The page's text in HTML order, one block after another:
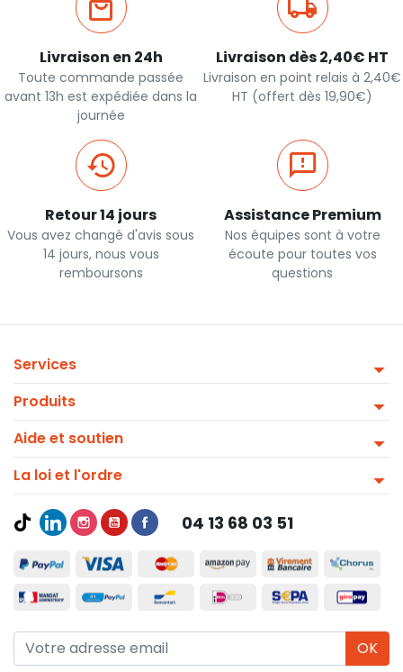
Livraison en 24h
Toute commande passée
avant 13h est expédiée dans la
journée
Livraison dès 2,40€ HT
Livraison en point relais à 2,40€
HT (offert dès 19,90€)
Retour 14 jours
Vous avez changé d'avis sous
14 jours, nous vous
remboursons
Assistance Premium
Nos équipes sont à votre
écoute pour toutes vos
questions
Services
Produits
Aide et soutien
La loi et l'ordre
04 13 68 03 51
OK